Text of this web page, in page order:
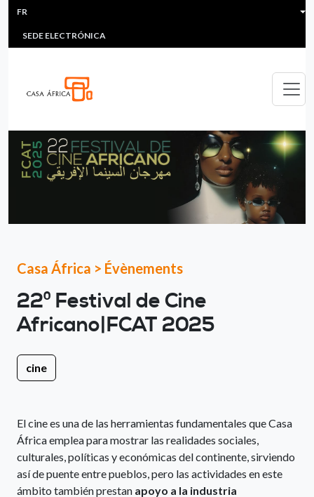
Aller au contenu principal
HEADER MENU
MULTIMEDIA
SEDE ELECTRÓNICA
FR
Casa África > Évènements
22º Festival de Cine
Africano|FCAT 2025
cine
El cine es una de las herramientas fundamentales que Casa
África emplea para mostrar las realidades sociales,
culturales, políticas y económicas del continente, sirviendo
así de puente entre pueblos, pero las actividades en este
ámbito también prestan apoyo a la industria